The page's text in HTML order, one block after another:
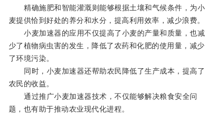
精确施肥和智能灌溉则能够根据土壤和气候条件，为小
麦提供恰到好处的养分和水分，提高利用效率，减少浪费。
小麦加速器的应用不仅提高了小麦的产量和质量，也减
少了植物病虫害的发生，降低了农药和化肥的使用量，减少
了环境污染。
同时，小麦加速器还帮助农民降低了生产成本，提高了
农民的收益。
通过推广小麦加速器技术，不仅能够解决粮食安全问
题，也有助于推动农业现代化进程。